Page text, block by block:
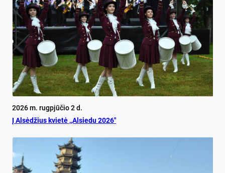
2026 m. rugpjūčio 2 d.
Į Alsėdžius kvietė ,,Alsiedu 2026″